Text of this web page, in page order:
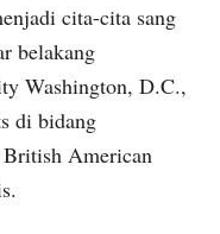
cita-cita sang
belakang
Washington, D.C.,
di bidang
British American